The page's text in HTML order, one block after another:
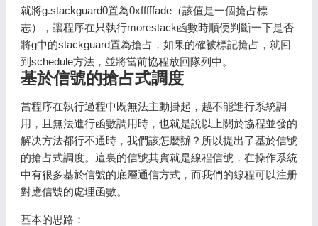
就將g.stackguard0置為0xfffffade（該值是一個搶占標
志），讓程序在只執行morestack函數時順便判斷一下是否
將g中的stackguard置為搶占，如果的確被標記搶占，就回
到schedule方法，並將當前協程放回隊列中。
基於信號的搶占式調度
當程序在執行過程中既無法主動掛起，越不能進行系統調
用，且無法進行函數調用時，也就是說以上關於協程並發的
解决方法都行不通時，我們該怎麼辦？所以提出了基於信號
的搶占式調度。這裏的信號其實就是線程信號，在操作系統
中有很多基於信號的底層通信方式，而我們的線程可以注册
對應信號的處理函數。
基本的思路：